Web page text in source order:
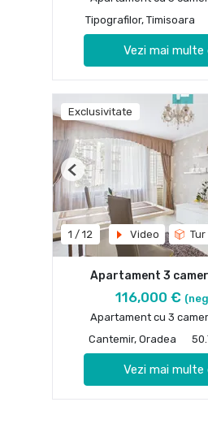
Tipografilor, Timisoara
Vezi mai multe
Exclusivitate
1 / 12 Video
Previous
Apartament 3
116,000 €
Apartament cu 3
Cantemir, Oradea
Vezi mai multe